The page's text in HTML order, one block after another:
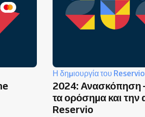
Η δημιουργία του Reservio
2024: Ανασκόπηση
τα ορόσημα και την
Reservio